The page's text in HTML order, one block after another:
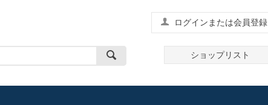
ログインまたは会員登録
ショップリスト